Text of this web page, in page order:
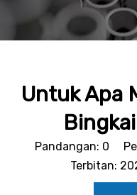
Untuk Apa
Pandangan: 0
Terbitan: